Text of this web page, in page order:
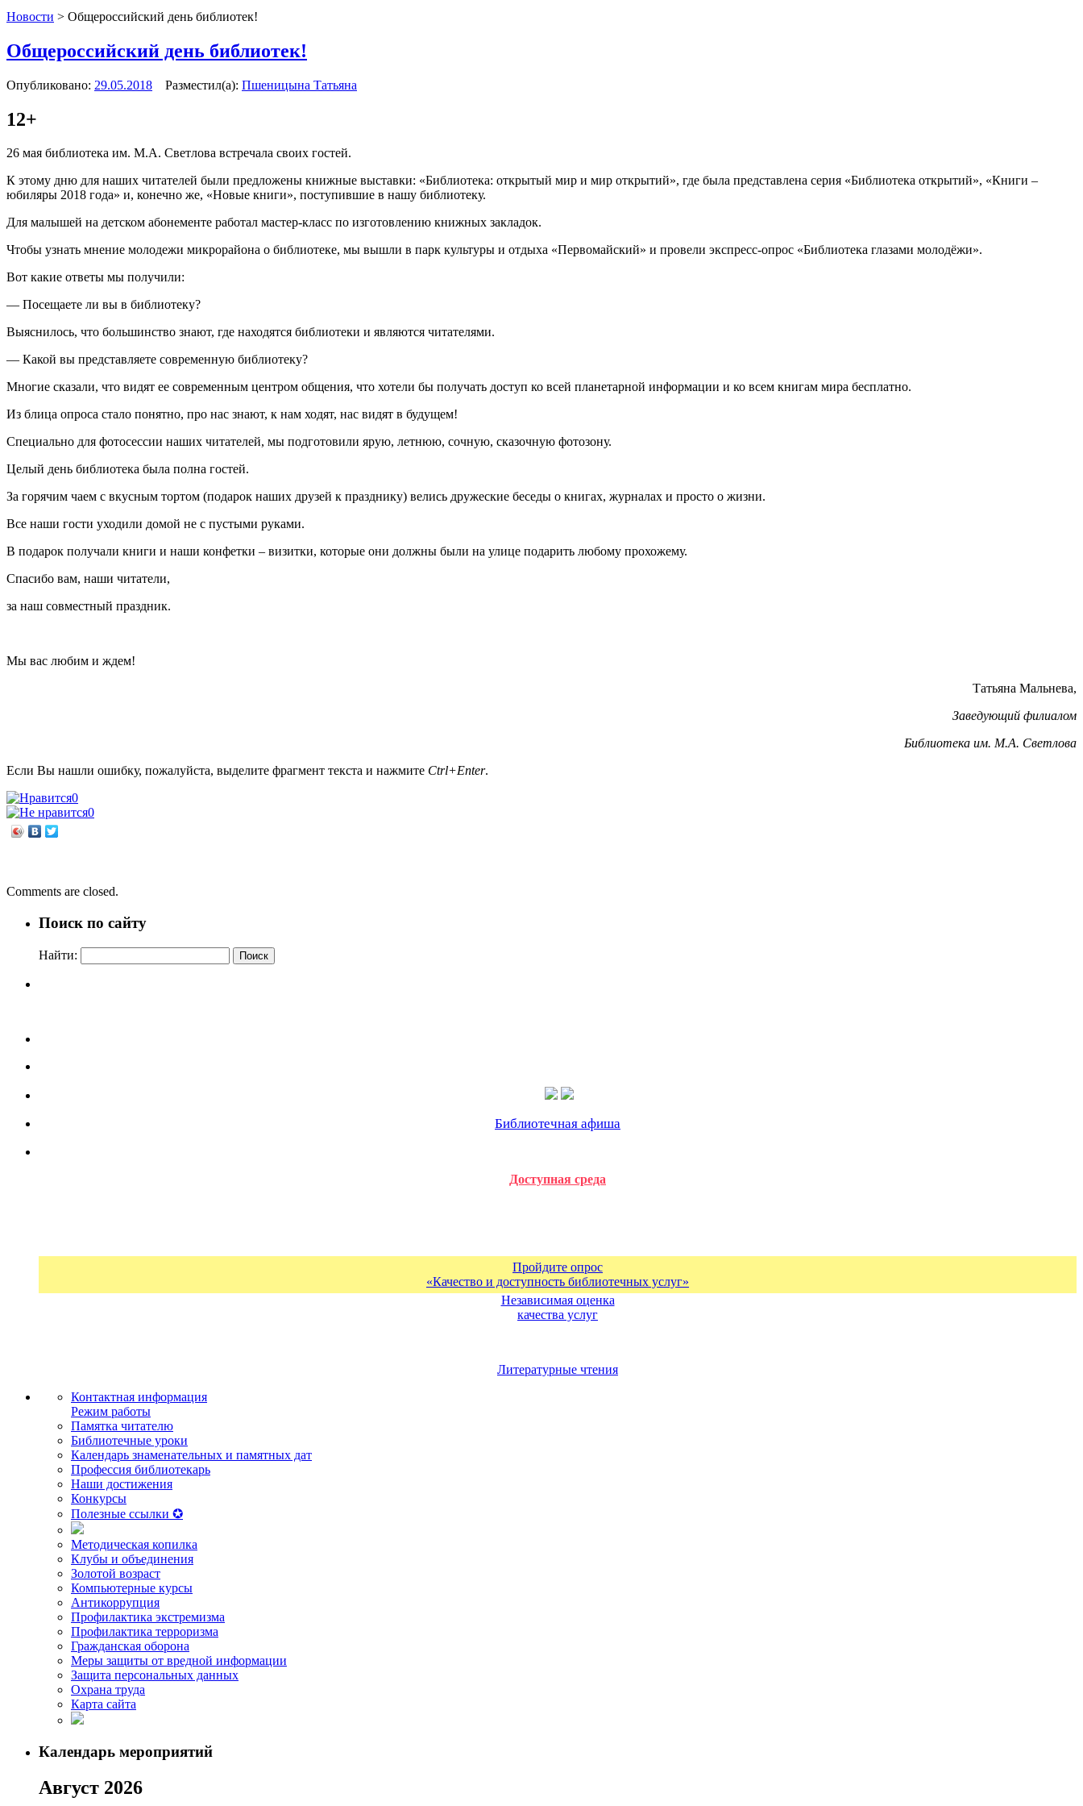
Новости > Общероссийский день библиотек!
Общероссийский день библиотек!
Опубликовано: 29.05.2018 Разместил(а): Пшеницына Татьяна
12+
26 мая библиотека им. М.А. Светлова встречала своих гостей.
К этому дню для наших читателей были предложены книжные выставки: «Библиотека: открытый мир и мир открытий», где была представлена серия «Библиотека открытий», «Книги –
юбиляры 2018 года» и, конечно же, «Новые книги», поступившие в нашу библиотеку.
Для малышей на детском абонементе работал мастер-класс по изготовлению книжных закладок.
Чтобы узнать мнение молодежи микрорайона о библиотеке, мы вышли в парк культуры и отдыха «Первомайский» и провели экспресс-опрос «Библиотека глазами молодёжи».
Вот какие ответы мы получили:
— Посещаете ли вы в библиотеку?
Выяснилось, что большинство знают, где находятся библиотеки и являются читателями.
— Какой вы представляете современную библиотеку?
Многие сказали, что видят ее современным центром общения, что хотели бы получать доступ ко всей планетарной информации и ко всем книгам мира бесплатно.
Из блица опроса стало понятно, про нас знают, к нам ходят, нас видят в будущем!
Специально для фотосессии наших читателей, мы подготовили ярую, летнюю, сочную, сказочную фотозону.
Целый день библиотека была полна гостей.
За горячим чаем с вкусным тортом (подарок наших друзей к празднику) велись дружеские беседы о книгах, журналах и просто о жизни.
Все наши гости уходили домой не с пустыми руками.
В подарок получали книги и наши конфетки – визитки, которые они должны были на улице подарить любому прохожему.
Спасибо вам, наши читатели,
за наш совместный праздник.
Мы вас любим и ждем!
Татьяна Мальнева,
Заведующий филиалом
Библиотека им. М.А. Светлова
Если Вы нашли ошибку, пожалуйста, выделите фрагмент текста и нажмите Ctrl+Enter.
0
0
Comments are closed.
Поиск по сайту
Найти:
Библиотечная афиша
Доступная среда
Пройдите опрос
«Качество и доступность библиотечных услуг»
Независимая оценка
качества услуг
Литературные чтения
Контактная информация
Режим работы
Памятка читателю
Библиотечные уроки
Календарь знаменательных и памятных дат
Профессия библиотекарь
Наши достижения
Конкурсы
Полезные ссылки ✪
Методическая копилка
Клубы и объединения
Золотой возраст
Компьютерные курсы
Антикоррупция
Профилактика экстремизма
Профилактика терроризма
Гражданская оборона
Меры защиты от вредной информации
Защита персональных данных
Охрана труда
Карта сайта
Календарь мероприятий
Август 2026